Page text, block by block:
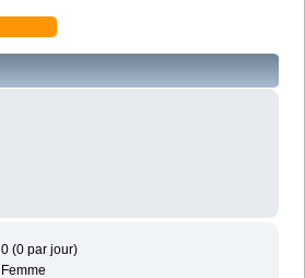
0 (0 par jour)
Femme